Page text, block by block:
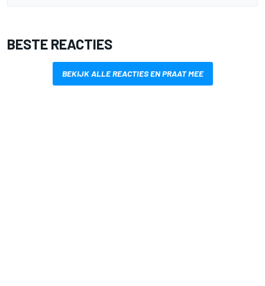
BESTE REACTIES
BEKIJK ALLE REACTIES EN PRAAT MEE